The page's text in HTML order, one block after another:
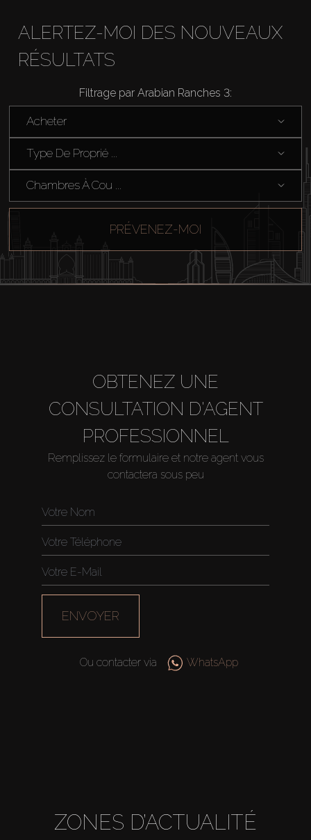
Acheter
Louer
Vendre
Hors Plan
ALERTEZ-MOI DES NOUVEAUX
RÉSULTATS
Filtrage par Arabian Ranches 3:
Acheter
Type De Proprié ...
Chambres À Cou ...
PRÉVENEZ-MOI
OBTENEZ UNE
CONSULTATION D'AGENT
PROFESSIONNEL
Remplissez le formulaire et notre agent vous
contactera sous peu
ENVOYER
Ou contacter via WhatsApp
ZONES D’ACTUALITÉ